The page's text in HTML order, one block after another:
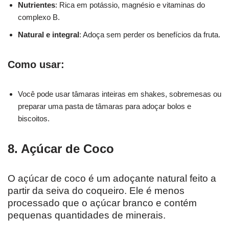
Nutrientes: Rica em potássio, magnésio e vitaminas do
complexo B.
Natural e integral: Adoça sem perder os benefícios da fruta.
Como usar:
Você pode usar tâmaras inteiras em shakes, sobremesas ou
preparar uma pasta de tâmaras para adoçar bolos e
biscoitos.
8. Açúcar de Coco
O açúcar de coco é um adoçante natural feito a
partir da seiva do coqueiro. Ele é menos
processado que o açúcar branco e contém
pequenas quantidades de minerais.